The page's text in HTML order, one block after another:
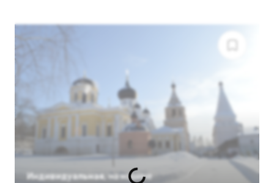
Индивидуальная на машине